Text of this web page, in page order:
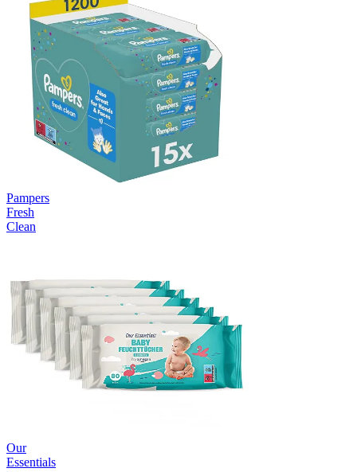
Pampers
Fresh
Clean
Our
Essentials